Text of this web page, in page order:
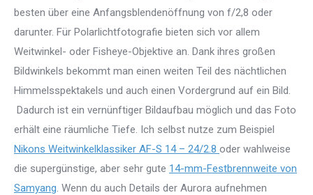
besten über eine Anfangsblendenöffnung von f/2,8 oder
darunter. Für Polarlichtfotografie bieten sich vor allem
Weitwinkel- oder Fisheye-Objektive an. Dank ihres großen
Bildwinkels bekommt man einen weiten Teil des nächtlichen
Himmelsspektakels und auch einen Vordergrund auf ein Bild.
Dadurch ist ein vernünftiger Bildaufbau möglich und das Foto
erhält eine räumliche Tiefe. Ich selbst nutze zum Beispiel
Nikons Weitwinkelklassiker AF-S 14 – 24/2.8 oder wahlweise
die supergünstige, aber sehr gute 14-mm-Festbrennweite von
Samyang . Wenn du auch Details der Aurora aufnehmen